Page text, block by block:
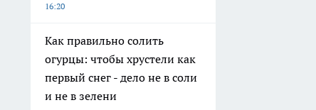
16:20
Как правильно солить
огурцы: чтобы хрустели как
первый снег - дело не в соли
и не в зелени